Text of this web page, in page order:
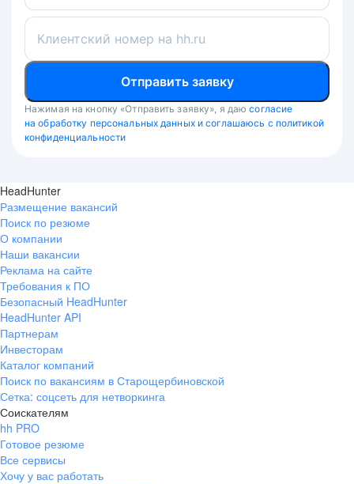
Клиентский номер на hh.ru
Отправить заявку
Нажимая на кнопку «Отправить заявку», я даю согласие
на обработку персональных данных и соглашаюсь с политикой
конфиденциальности
HeadHunter
Размещение вакансий
Поиск по резюме
О компании
Наши вакансии
Реклама на сайте
Требования к ПО
Безопасный HeadHunter
HeadHunter API
Партнерам
Инвесторам
Каталог компаний
Поиск по вакансиям в Старощербиновской
Сетка: соцсеть для нетворкинга
Соискателям
hh PRO
Готовое резюме
Все сервисы
Хочу у вас работать